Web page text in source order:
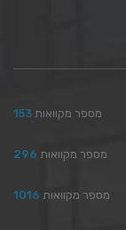
153 מספר מקוואות
296 מספר מקוואות
1016 מספר מקוואות